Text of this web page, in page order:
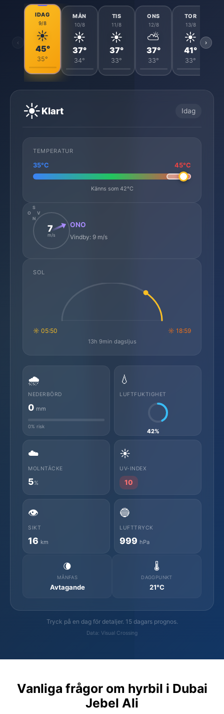
‹
IDAG
9/8
☀️
45°
35°
MÅN
10/8
☀️
37°
34°
TIS
11/8
☀️
37°
33°
ONS
12/8
⛅
37°
33°
TOR
13/8
☀️
41°
33°
›
☀️Klart Idag
TEMPERATUR
35°C 45°C
Känns som 42°C
N
S
O
V
7
m/s
ONO
Vindby: 9 m/s
SOL
☼ 05:50 ☼ 18:59
13h 9min dagsljus
🌧️
NEDERBÖRD
0 mm
0% risk
💧
LUFTFUKTIGHET
42%
☁️
MOLNTÄCKE
5%
☀️
UV-INDEX
10
👁️
SIKT
16 km
🔵
LUFTTRYCK
999 hPa
🌘
MÅNFAS
Avtagande
🌡️
DAGGPUNKT
21°C
Tryck på en dag för detaljer. 15 dagars prognos.
Data: Visual Crossing
Vanliga frågor om hyrbil i Dubai
Jebel Ali